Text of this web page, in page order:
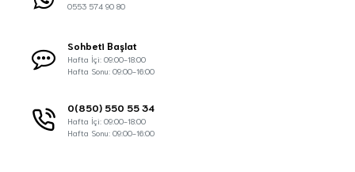
0553 574 90 80
Sohbeti Başlat
Hafta İçi: 09:00-18:00
Hafta Sonu: 09:00-16:00
0(850) 550 55 34
Hafta İçi: 09:00-18:00
Hafta Sonu: 09:00-16:00